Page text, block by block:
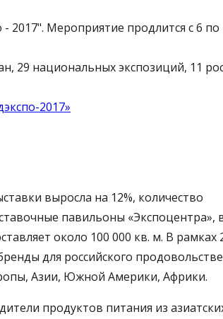
2017". Мероприятие продлится с 6 по
29 национальных экспозиций, 11
2017»
выросла на 12%, количество
павильоны «Экспоцентра»,
около 100 000 кв. м. В рамках
для российского
Азии, Южной Америки, Африки.
продуктов питания из